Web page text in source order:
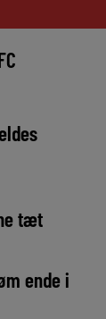
tæt
ende i